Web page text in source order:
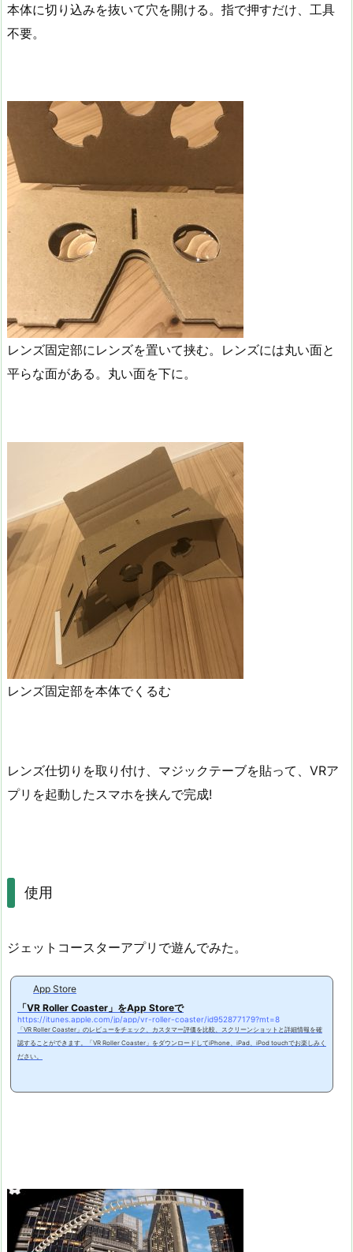
本体に切り込みを抜いて穴を開ける。指で押すだけ、工具
不要。
レンズ固定部にレンズを置いて挟む。レンズには丸い面と
平らな面がある。丸い面を下に。
レンズ固定部を本体でくるむ
レンズ仕切りを取り付け、マジックテーブを貼って、VRア
プリを起動したスマホを挟んで完成!
使用
ジェットコースターアプリで遊んでみた。
App Store
「VR Roller Coaster」をApp Storeで
https://itunes.apple.com/jp/app/vr-roller-coaster/id952877179?mt=8
「VR Roller Coaster」のレビューをチェック、カスタマー評価を比較、スクリーンショットと詳細情報を確
認することができます。「VR Roller Coaster」をダウンロードしてiPhone、iPad、iPod touchでお楽しみく
ださい。